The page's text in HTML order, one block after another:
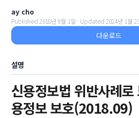
ay cho
Published 2018년 9월 1일 · Updated 2024년 1월
다운로드
설명
신용정보법 위반사례로
용정보 보호(2018.09)